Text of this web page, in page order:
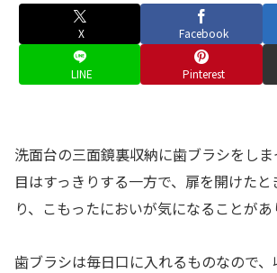
X Facebook
LINE Pinterest
洗面台の三面鏡裏収納に歯ブラシをし
目はすっきりする一方で、扉を開けた
り、こもったにおいが気になることがあ
歯ブラシは毎日口に入れるものなので